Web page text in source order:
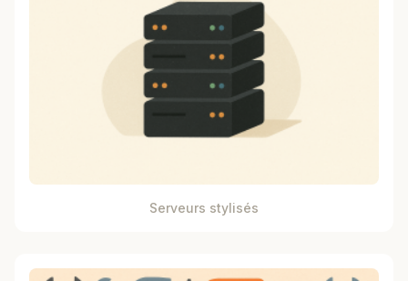
Serveurs stylisés